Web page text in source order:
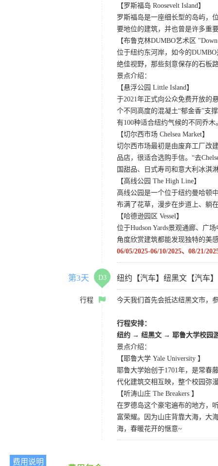
【罗斯福岛 Roosevelt Island】
罗斯福岛是一座细长型的岛屿，
要地位的建筑，并也曾是许多重
【布鲁克林DUMBO艺术区
位于纽约东河岸，如今的
绝佳视野，那些刻意保存的石板
景点介绍：
【悬浮公园 Little Island】
于2021年正式向公众免费开放的
个不同高度的混凝土“郁金香”支
有100种适合纽约气候的不同乔
【切尔西市场 Chelsea Market】
切尔西市场最初是由废弃工厂改
品店，很适合选购手信。“去
国甜品、日式寿司和意大利冰淇
【高线公园 The High Line】
高线公园是一个位于纽约曼哈顿
布满了花草，漫步在步道上、躺
【哈德逊园区 Vessel】
位于Hudson Yards景观通廊、广
角度欣赏建筑都能发现独特的美
06/05/2025-06/10/2025、08/21/
第3天 D3 纽约【汽车】纽黑文【汽车
行程 今天我们首先会抵达纽黑文市，
行程安排：
纽约 → 纽黑文 → 耶鲁大学校园
景点介绍：
【耶鲁大学 Yale University 】
耶鲁大学始创于1701年，是常春
代化建筑交相互映，整个校园弥
【听涛山庄 The Breakers 】
在罗德岛这个豪宅遍布的地方，
富荣耀。因为山庄背靠大海，大
海，春暖花开的惬意~
费用说明